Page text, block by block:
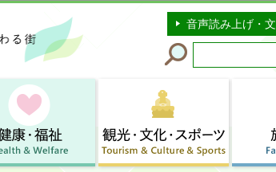
このページの本文へ移動
音声読み上げ・